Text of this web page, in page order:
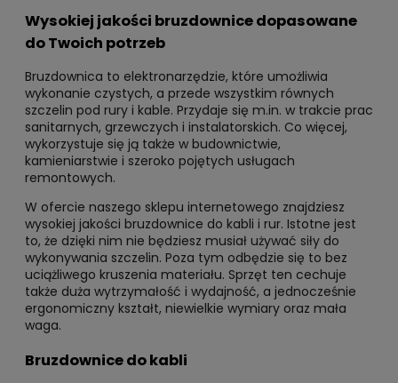
Wysokiej jakości bruzdownice dopasowane
do Twoich potrzeb
Bruzdownica to elektronarzędzie, które umożliwia
wykonanie czystych, a przede wszystkim równych
szczelin pod rury i kable. Przydaje się m.in. w trakcie prac
sanitarnych, grzewczych i instalatorskich. Co więcej,
wykorzystuje się ją także w budownictwie,
kamieniarstwie i szeroko pojętych usługach
remontowych.
W ofercie naszego sklepu internetowego znajdziesz
wysokiej jakości bruzdownice do kabli i rur. Istotne jest
to, że dzięki nim nie będziesz musiał używać siły do
wykonywania szczelin. Poza tym odbędzie się to bez
uciążliwego kruszenia materiału. Sprzęt ten cechuje
także duża wytrzymałość i wydajność, a jednocześnie
ergonomiczny kształt, niewielkie wymiary oraz mała
waga.
Bruzdownice do kabli